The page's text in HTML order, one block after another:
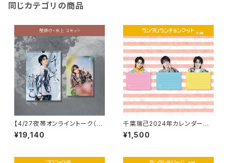
同じカテゴリの商品
【4/27夜帯オンライントーク（1
分間）orボイスチェキ付】千葉瑞
己2025年4月始まりカレンダー
¥19,140
千葉瑞己2024年カレンダーラ
ンダムランチョンマット（全3種）
¥1,500